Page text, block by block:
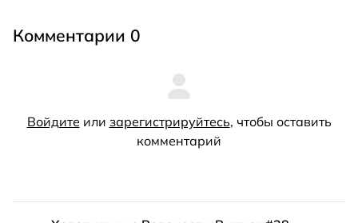
Комментарии 0
Войдите или зарегистрируйтесь, чтобы оставить
комментарий